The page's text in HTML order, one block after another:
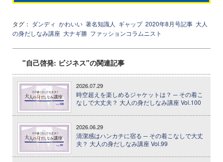
タグ： ダンディ かわいい 著名知識人 ギャップ 2020年8月号記事 大人
の身だしなみ講座 大ナギ勝 ファッションコラムニスト
"自己啓発: ビジネス"の関連記事
2026.07.29
時空超えを楽しめるジャケットは？ ─ その着こ
なしで大丈夫？ 大人の身だしなみ講座 Vol.100
2026.06.29
清潔感はハンカチに宿る ─ その着こなしで大丈
夫？ 大人の身だしなみ講座 Vol.99